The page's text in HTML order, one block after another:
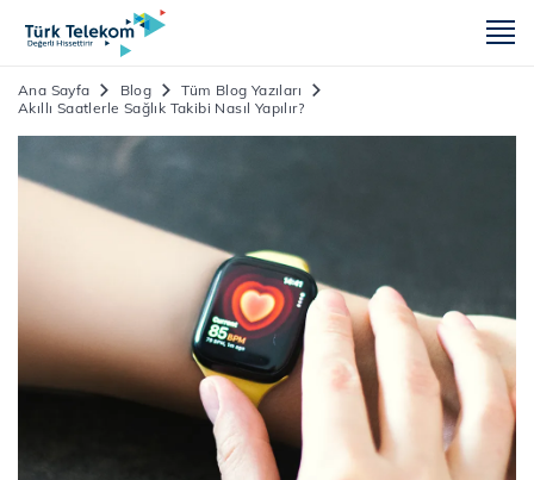
Ana Sayfa Blog
Tüm Blog Yazıları
Akıllı Saatlerle Sağlık Takibi Nasıl Yapılır?